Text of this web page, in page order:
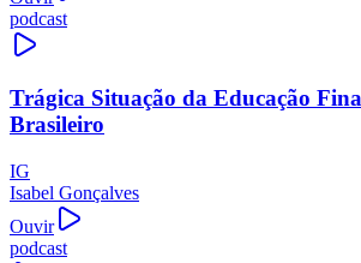
podcast
Trágica Situação da Educação
Brasileiro
IG
Isabel Gonçalves
Ouvir
podcast